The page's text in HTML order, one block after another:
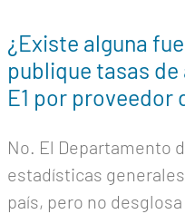
¿Existe alguna
publique tasas
E1 por proveedor
No. El Departamento
estadísticas
país, pero no